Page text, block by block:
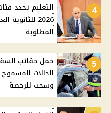
4
التعليم تحدد
2026
المطلوبة
5
حمل حقائب
الحالات
وسحب للرخصة